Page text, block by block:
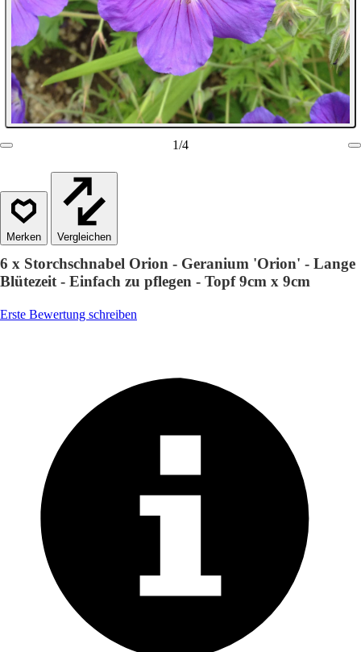
1/4
Vergleichen
6 x Storchschnabel Orion - Geranium 'Orion' - Lange
Blütezeit - Einfach zu pflegen - Topf 9cm x 9cm
Erste Bewertung schreiben